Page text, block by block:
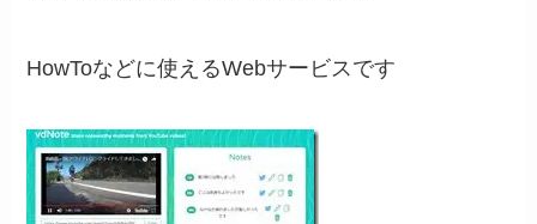
HowToなどに使えるWebサービスです